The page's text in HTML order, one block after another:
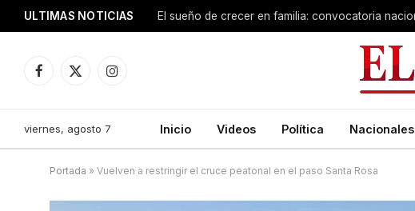
ULTIMAS NOTICIAS
Facebook
X
Instagram
viernes, agosto 7 Inicio Videos Política Nacionales
Portada » Vuelven a restringir el cruce peatonal en el paso Santa Rosa